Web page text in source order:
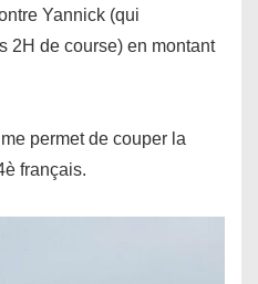
Yannick (qui
2H de course) en montant
permet de couper la
français.